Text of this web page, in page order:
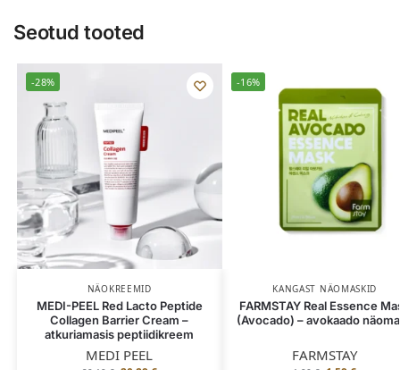
Seotud tooted
-28%
NÄOKREEMID
MEDI-PEEL Red Lacto Peptide
Collagen Barrier Cream –
atkuriamasis peptiidikreem
MEDI PEEL
-16%
KANGAST NÄOMASKID
FARMSTAY Real Essence
(Avocado) – avokaado
FARMSTAY